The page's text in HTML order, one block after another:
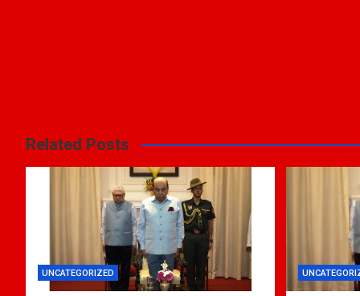
Related Posts
UNCATEGORIZED